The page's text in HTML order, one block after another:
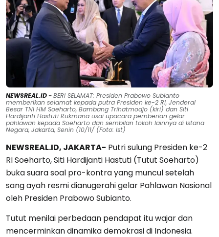
NEWSREAL.ID -BERI SELAMAT: Presiden Prabowo Subianto
memberikan selamat kepada putra Presiden ke-2 RI, Jenderal
Besar TNI HM Soeharto, Bambang Trihatmodjo (kiri) dan Siti
Hardijanti Hastuti Rukmana usai upacara pemberian gelar
pahlawan kepada Soeharto dan sembilan tokoh lainnya di Istana
Negara, Jakarta, Senin (10/11/ (Foto: Ist)
NEWSREAL.ID, JAKARTA- Putri sulung Presiden ke-2
RI Soeharto, Siti Hardijanti Hastuti (Tutut Soeharto)
buka suara soal pro-kontra yang muncul setelah
sang ayah resmi dianugerahi gelar Pahlawan Nasional
oleh Presiden Prabowo Subianto.
Tutut menilai perbedaan pendapat itu wajar dan
mencerminkan dinamika demokrasi di Indonesia.